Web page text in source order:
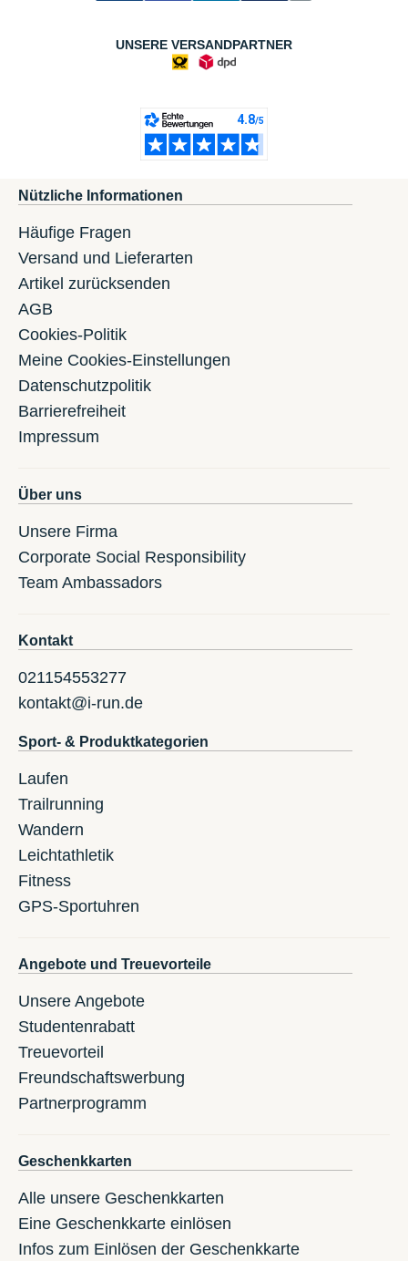
UNSERE VERSANDPARTNER
Nützliche Informationen
Häufige Fragen
Versand und Lieferarten
Artikel zurücksenden
AGB
Cookies-Politik
Meine Cookies-Einstellungen
Datenschutzpolitik
Barrierefreiheit
Impressum
Über uns
Unsere Firma
Corporate Social Responsibility
Team Ambassadors
Kontakt
021154553277
kontakt@i-run.de
Sport- & Produktkategorien
Laufen
Trailrunning
Wandern
Leichtathletik
Fitness
GPS-Sportuhren
Angebote und Treuevorteile
Unsere Angebote
Studentenrabatt
Treuevorteil
Freundschaftswerbung
Partnerprogramm
Geschenkkarten
Alle unsere Geschenkkarten
Eine Geschenkkarte einlösen
Infos zum Einlösen der Geschenkkarte